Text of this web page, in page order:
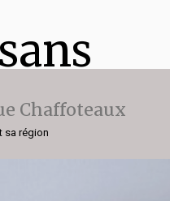
Chaffoteaux
sa région